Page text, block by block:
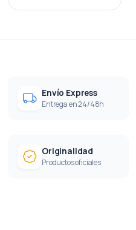
Envío Express
Entrega en 24/48h
Originalidad
Productos oficiales